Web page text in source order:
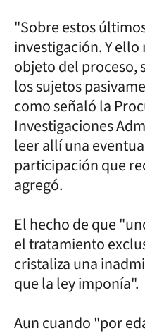
"Sobre estos
investigación. Y
objeto del proceso,
los sujetos
como señaló la
Investigaciones
leer allí una
participación que
agregó.
El hecho de que
el tratamiento
cristaliza una
que la ley imponía".
Aun cuando "por